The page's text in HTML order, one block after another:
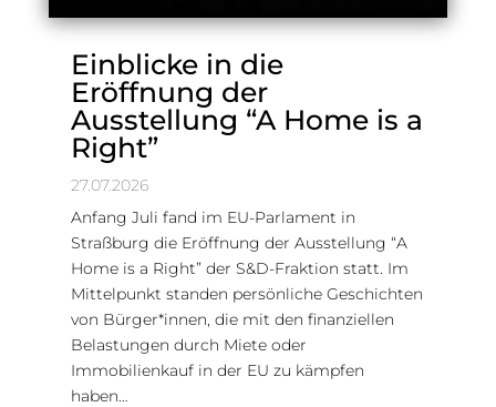
Einblicke in die
Eröffnung der
Ausstellung “A Home is a
Right”
27.07.2026
Anfang Juli fand im EU-Parlament in
Straßburg die Eröffnung der Ausstellung “A
Home is a Right” der S&D-Fraktion statt. Im
Mittelpunkt standen persönliche Geschichten
von Bürger*innen, die mit den finanziellen
Belastungen durch Miete oder
Immobilienkauf in der EU zu kämpfen
haben…